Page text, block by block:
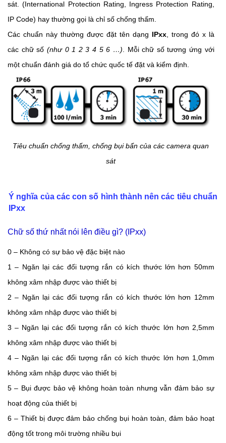
sát. (International Protection Rating, Ingress Protection Rating,
IP Code) hay thường gọi là chỉ số chống thấm.
Các chuẩn này thường được đặt tên dạng IPxx, trong đó x là
các chữ số (như 0 1 2 3 4 5 6 …) . Mỗi chữ số tương ứng với
một chuẩn đánh giá do tổ chức quốc tế đặt và kiểm định.
Tiêu chuẩn chống thấm, chống bụi bẩn của các camera quan
sát
Ý nghĩa của các con số hình thành nên các tiêu chuẩn
IPxx
Chữ số thứ nhất nói lên điều gì? (IPxx)
0 – Không có sự bảo vệ đặc biệt nào
1 – Ngăn lại các đối tượng rắn có kích thước lớn hơn 50mm
không xâm nhập được vào thiết bị
2 – Ngăn lại các đối tượng rắn có kích thước lớn hơn 12mm
không xâm nhập được vào thiết bị
3 – Ngăn lại các đối tượng rắn có kích thước lớn hơn 2,5mm
không xâm nhập được vào thiết bị
4 – Ngăn lại các đối tượng rắn có kích thước lớn hơn 1,0mm
không xâm nhập được vào thiết bị
5 – Bụi được bảo vệ không hoàn toàn nhưng vẫn đảm bảo sự
hoạt động của thiết bị
6 – Thiết bị được đảm bảo chống bụi hoàn toàn, đảm bảo hoạt
động tốt trong môi trường nhiều bụi